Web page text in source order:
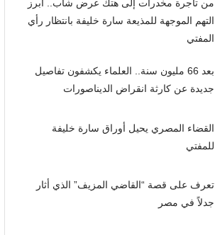
من تاجرة مخدرات إلى هتك عرض شاب.. أبرز
التهم الموجهة للمذيعة سارة خليفة بانتظار رأي
المفتي
بعد 66 مليون سنة.. العلماء يكشفون تفاصيل
جديدة عن كارثة انقراض الديناصورات
القضاء المصري يحيل أوراق سارة خليفة
للمفتي
تعرف على قصة “القاضي المزيف” الذي أثار
جدلاً في مصر